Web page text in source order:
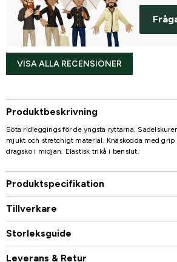
VISA ALLA RECENSIONER
Produktbeskrivning
Söta ridleggings för de yngsta ryttarna.
mjukt och stretchigt material. Knäskodda med
dragsko i midjan. Elastisk trikå i benslut.
Produktspecifikation
Tillverkare
Storleksguide
Leverans & Retur